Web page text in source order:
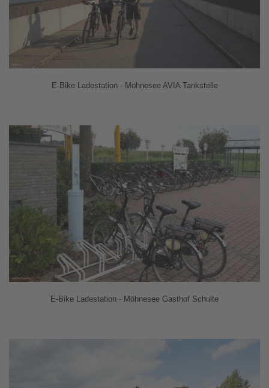
E-Bike Ladestation - Möhnesee AVIA Tankstelle
E-Bike Ladestation - Möhnesee Gasthof Schulte